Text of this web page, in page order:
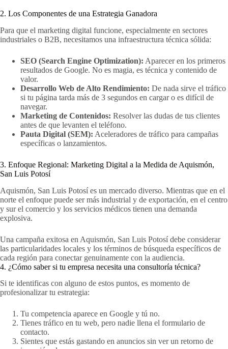
2. Los Componentes de una Estrategia Ganadora
Para que el marketing digital funcione, especialmente en sectores
industriales o B2B, necesitamos una infraestructura técnica sólida:
SEO (Search Engine Optimization): Aparecer en los primeros
resultados de Google. No es magia, es técnica y contenido de
valor.
Desarrollo Web de Alto Rendimiento: De nada sirve el tráfico
si tu página tarda más de 3 segundos en cargar o es difícil de
navegar.
Marketing de Contenidos: Resolver las dudas de tus clientes
antes de que levanten el teléfono.
Pauta Digital (SEM): Aceleradores de tráfico para campañas
específicas o lanzamientos.
3. Enfoque Regional: Marketing Digital a la Medida de Aquismón,
San Luis Potosí
Aquismón, San Luis Potosí es un mercado diverso. Mientras que en el
norte el enfoque puede ser más industrial y de exportación, en el centro
y sur el comercio y los servicios médicos tienen una demanda
explosiva.
Una campaña exitosa en Aquismón, San Luis Potosí debe considerar
las particularidades locales y los términos de búsqueda específicos de
cada región para conectar genuinamente con la audiencia.
4. ¿Cómo saber si tu empresa necesita una consultoría técnica?
Si te identificas con alguno de estos puntos, es momento de
profesionalizar tu estrategia:
Tu competencia aparece en Google y tú no.
Tienes tráfico en tu web, pero nadie llena el formulario de
contacto.
Sientes que estás gastando en anuncios sin ver un retorno de